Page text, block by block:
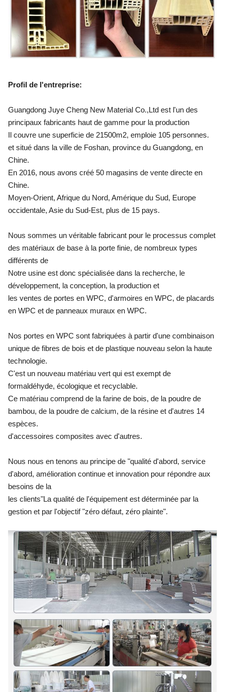
Profil de l'entreprise:
Guangdong Juye Cheng New Material Co.,Ltd est l'un des
principaux fabricants haut de gamme pour la production
Il couvre une superficie de 21500m2, emploie 105 personnes.
et situé dans la ville de Foshan, province du Guangdong, en
Chine.
En 2016, nous avons créé 50 magasins de vente directe en
Chine.
Moyen-Orient, Afrique du Nord, Amérique du Sud, Europe
occidentale, Asie du Sud-Est, plus de 15 pays.
Nous sommes un véritable fabricant pour le processus complet
des matériaux de base à la porte finie, de nombreux types
différents de
Notre usine est donc spécialisée dans la recherche, le
développement, la conception, la production et
les ventes de portes en WPC, d'armoires en WPC, de placards
en WPC et de panneaux muraux en WPC.
Nos portes en WPC sont fabriquées à partir d'une combinaison
unique de fibres de bois et de plastique nouveau selon la haute
technologie.
C'est un nouveau matériau vert qui est exempt de
formaldéhyde, écologique et recyclable.
Ce matériau comprend de la farine de bois, de la poudre de
bambou, de la poudre de calcium, de la résine et d'autres 14
espèces.
d'accessoires composites avec d'autres.
Nous nous en tenons au principe de "qualité d'abord, service
d'abord, amélioration continue et innovation pour répondre aux
besoins de la
les clients"La qualité de l'équipement est déterminée par la
gestion et par l'objectif "zéro défaut, zéro plainte".